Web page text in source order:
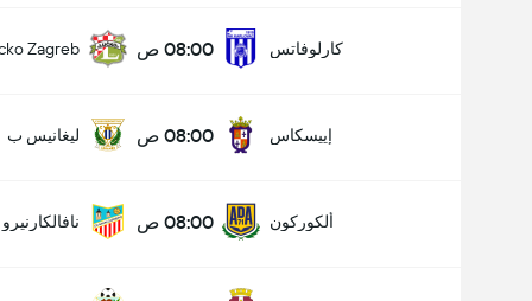
كارلوفاتس 08:00 ص Zagreb
إييسكاس 08:00 ص ليغانيس ب
ألكوركون 08:00 ص نافالكارنيرو